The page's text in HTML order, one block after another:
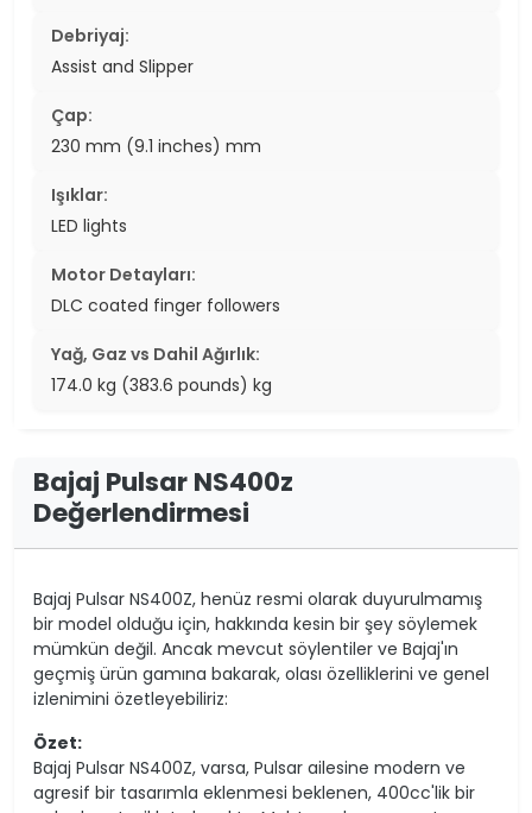
Debriyaj:
Assist and Slipper
Çap:
230 mm (9.1 inches) mm
Işıklar:
LED lights
Motor Detayları:
DLC coated finger followers
Yağ, Gaz vs Dahil Ağırlık:
174.0 kg (383.6 pounds) kg
Bajaj Pulsar NS400z
Değerlendirmesi
Bajaj Pulsar NS400Z, henüz resmi olarak duyurulmamış
bir model olduğu için, hakkında kesin bir şey söylemek
mümkün değil. Ancak mevcut söylentiler ve Bajaj'ın
geçmiş ürün gamına bakarak, olası özelliklerini ve genel
izlenimini özetleyebiliriz:
Özet:
Bajaj Pulsar NS400Z, varsa, Pulsar ailesine modern ve
agresif bir tasarımla eklenmesi beklenen, 400cc'lik bir